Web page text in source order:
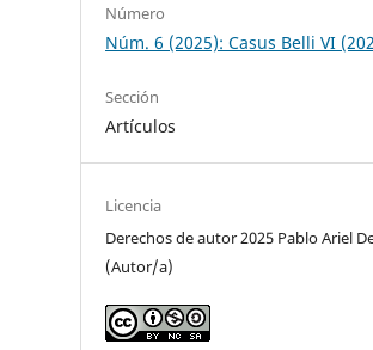
Número
Núm. 6 (2025): Casus Belli VI
Sección
Artículos
Licencia
Derechos de autor 2025 Pablo Ariel
(Autor/a)